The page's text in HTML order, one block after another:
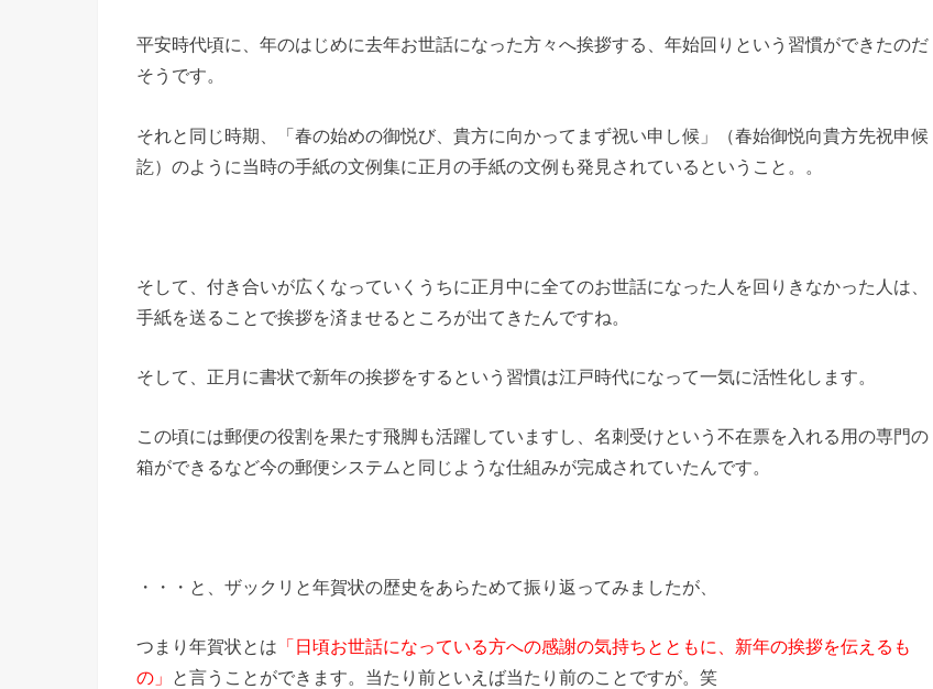
平安時代頃に、年のはじめに去年お世話になった方々へ挨拶する、年始回りという習慣ができたのだ
そうです。
それと同じ時期、「春の始めの御悦び、貴方に向かってまず祝い申し候」（春始御悦向貴方先祝申候
訖）のように当時の手紙の文例集に正月の手紙の文例も発見されているということ。。
そして、付き合いが広くなっていくうちに正月中に全てのお世話になった人を回りきなかった人は、
手紙を送ることで挨拶を済ませるところが出てきたんですね。
そして、正月に書状で新年の挨拶をするという習慣は江戸時代になって一気に活性化します。
この頃には郵便の役割を果たす飛脚も活躍していますし、名刺受けという不在票を入れる用の専門の
箱ができるなど今の郵便システムと同じような仕組みが完成されていたんです。
・・・と、ザックリと年賀状の歴史をあらためて振り返ってみましたが、
つまり年賀状とは 「日頃お世話になっている方への感謝の気持ちとともに、新年の挨拶を伝えるも
の」
と言うことができます。当たり前といえば当たり前のことですが。笑